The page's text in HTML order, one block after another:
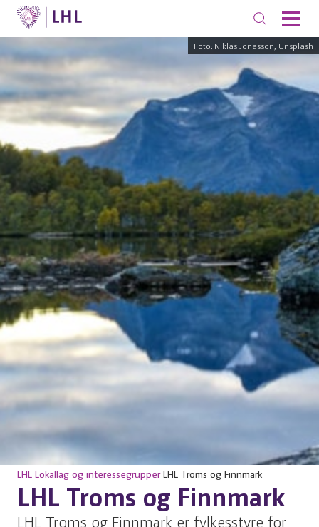
Foto: Niklas Jonasson, Unsplash
LHL Lokallag og interessegrupper LHL Troms og Finnmark
LHL Troms og Finnmark
LHL Troms og Finnmark er fylkesstyre for